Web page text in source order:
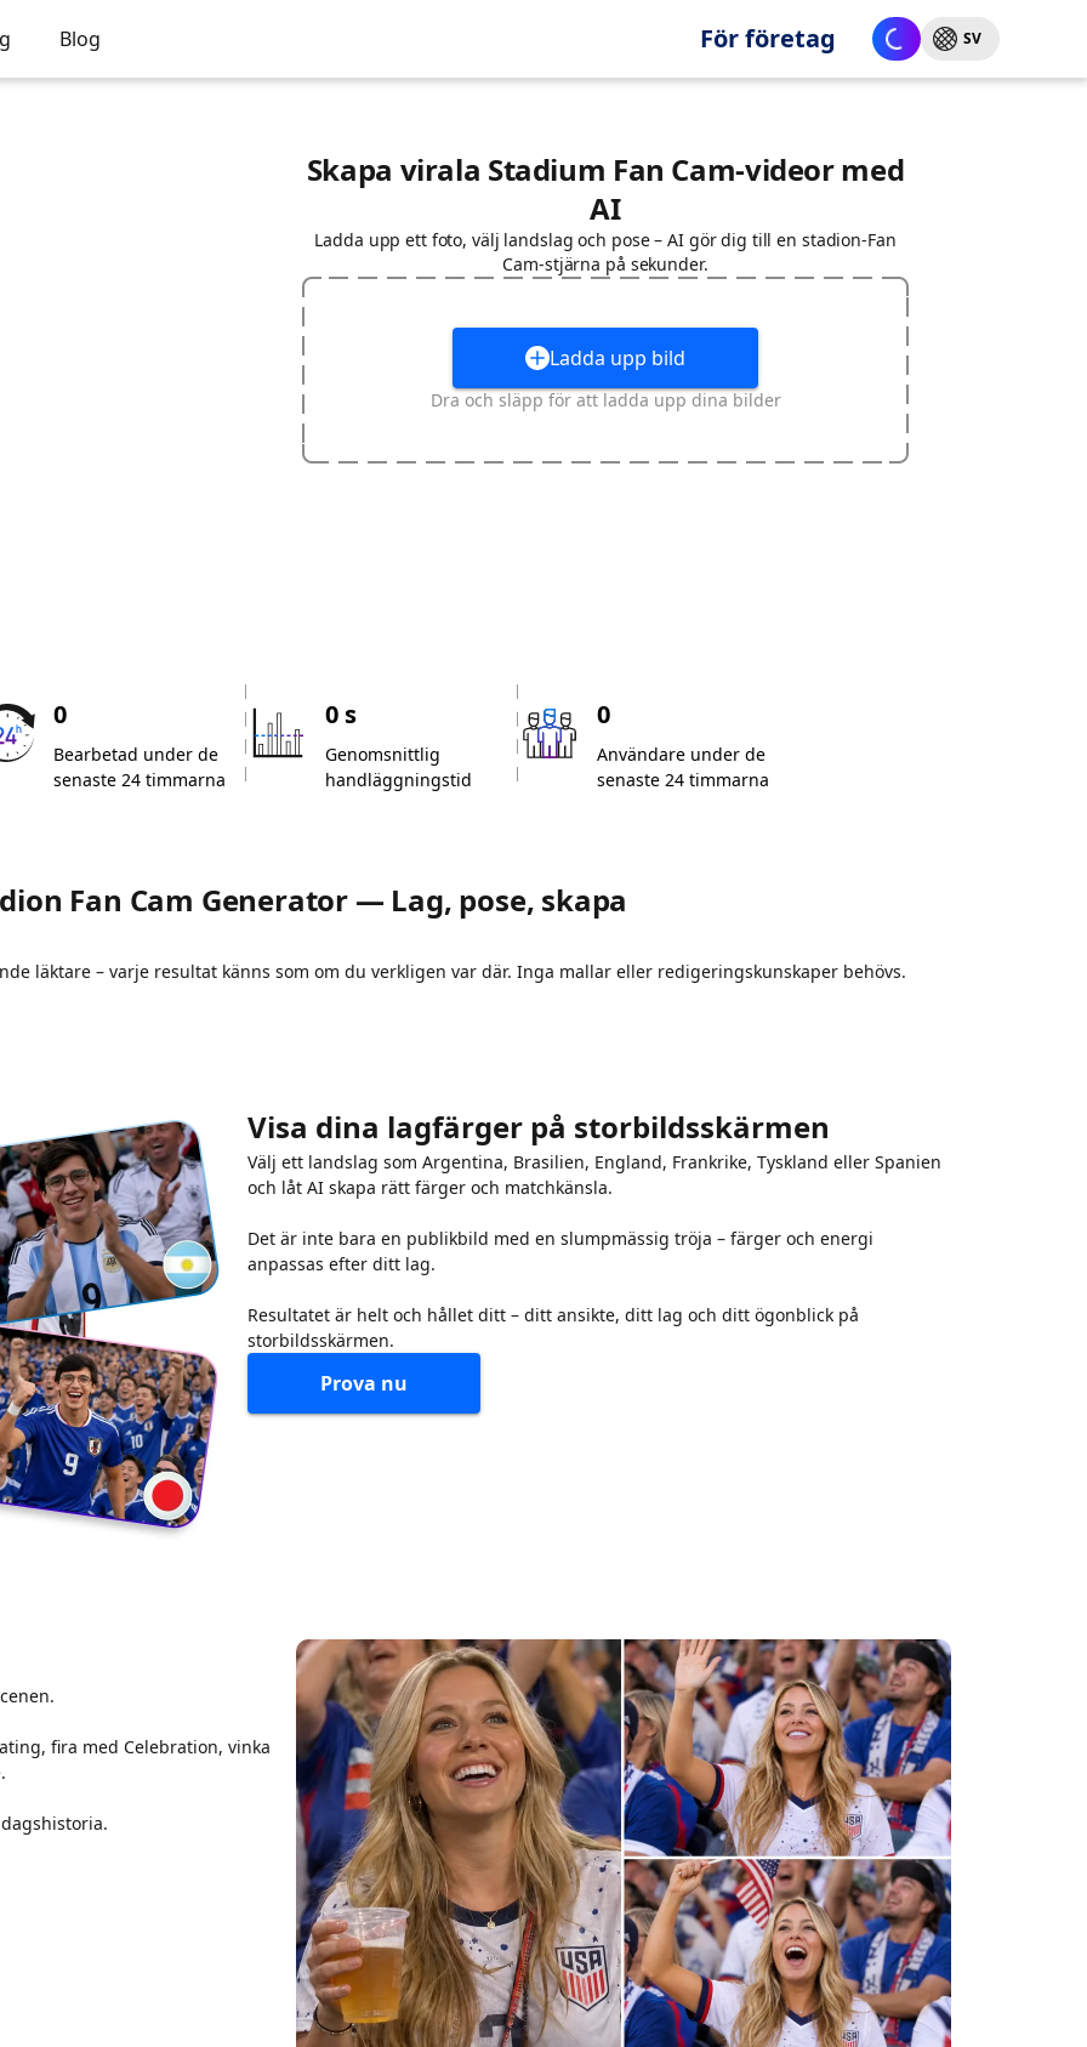
Blog För företag SV
Skapa virala Stadium Fan Cam-videor med
AI
Ladda upp ett foto, välj landslag och pose – AI gör dig till en stadion-Fan
Cam-stjärna på sekunder.
Ladda upp bild
Dra och släpp för att ladda upp dina bilder
0
Bearbetad under de
senaste 24 timmarna
0 s
Genomsnittlig
handläggningstid
0
Användare under de
senaste 24 timmarna
Fan Cam Generator — Lag, pose, skapa
läktare – varje resultat känns som om du verkligen var där. Inga mallar eller redigeringskunskaper behövs.
Visa dina lagfärger på storbildsskärmen
Välj ett landslag som Argentina, Brasilien, England, Frankrike, Tyskland eller Spanien
och låt AI skapa rätt färger och matchkänsla.
Det är inte bara en publikbild med en slumpmässig tröja – färger och energi
anpassas efter ditt lag.
Resultatet är helt och hållet ditt – ditt ansikte, ditt lag och ditt ögonblick på
storbildsskärmen.
Prova nu
fira med Celebration, vinka